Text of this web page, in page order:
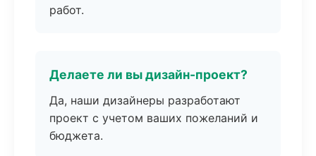
работ.
Делаете ли вы дизайн-проект?
Да, наши дизайнеры разработают
проект с учетом ваших пожеланий и
бюджета.